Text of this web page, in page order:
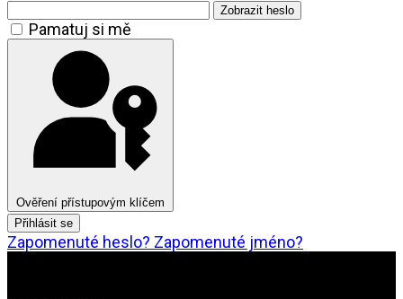
Zobrazit heslo
Pamatuj si mě
Ověření přístupovým klíčem
Přihlásit se
Zapomenuté heslo? Zapomenuté jméno?